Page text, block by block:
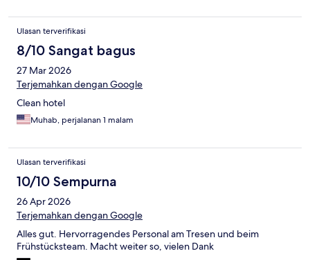
Ulasan terverifikasi
8/10 Sangat bagus
27 Mar 2026
Terjemahkan dengan Google
Clean hotel
Muhab, perjalanan 1 malam
Ulasan terverifikasi
10/10 Sempurna
26 Apr 2026
Terjemahkan dengan Google
Alles gut. Hervorragendes Personal am Tresen und beim
Frühstücksteam. Macht weiter so, vielen Dank